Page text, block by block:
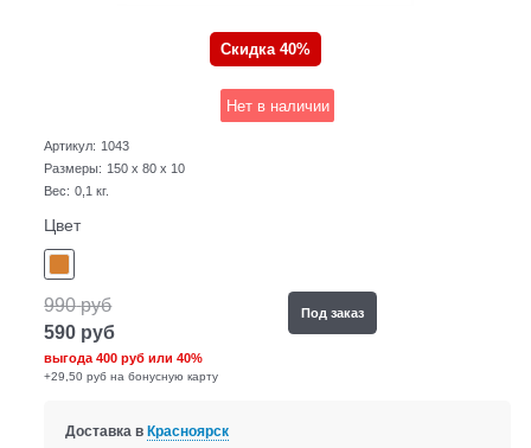
Скидка 40%
Нет в наличии
Артикул: 1043
Размеры: 150 x 80 x 10
Вес: 0,1 кг.
Цвет
990 руб
590 руб
выгода400 руб или40%
+29,50 руб на бонусную карту
Под заказ
Доставка в Красноярск